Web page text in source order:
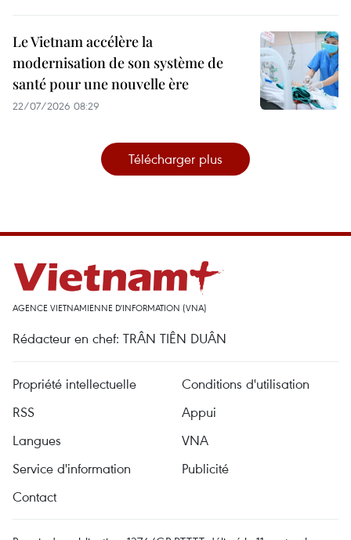
Le Vietnam accélère la
modernisation de son système de
santé pour une nouvelle ère
22/07/2026 08:29
Télécharger plus
AGENCE VIETNAMIENNE D'INFORMATION (VNA)
Rédacteur en chef: TRÂN TIÊN DUÂN
Propriété intellectuelle
Conditions d'utilisation
RSS
Appui
Langues
VNA
Service d'information
Publicité
Contact